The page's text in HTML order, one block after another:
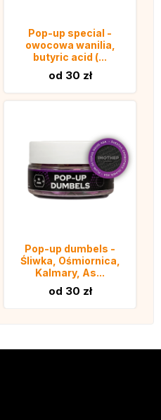
Pop-up special -
owocowa wanilia,
butyric acid (...
od 30 zł
Pop-up dumbels -
Śliwka, Ośmiornica,
Kalmary, As...
od 30 zł